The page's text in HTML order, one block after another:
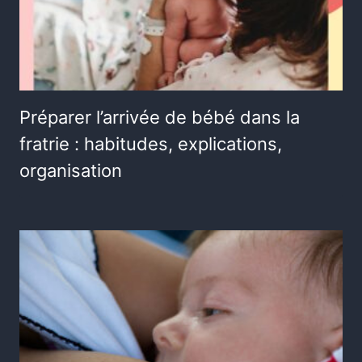
Préparer l’arrivée de bébé dans la
fratrie : habitudes, explications,
organisation